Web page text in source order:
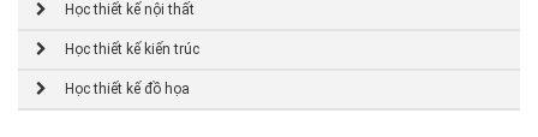
Học thiết kế nội thất
Học thiết kế kiến trúc
Học thiết kế đồ họa